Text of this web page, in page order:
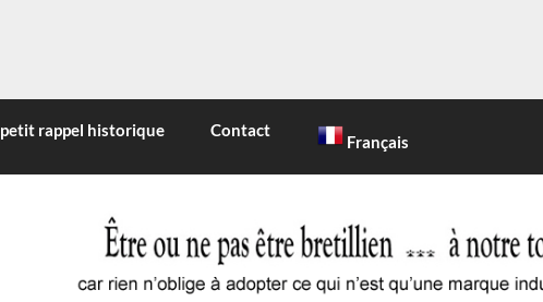
ET-VILAINE
rappel historique Contact
Français